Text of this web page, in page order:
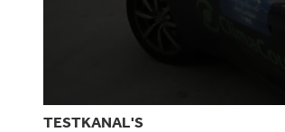
TESTKANAL'S